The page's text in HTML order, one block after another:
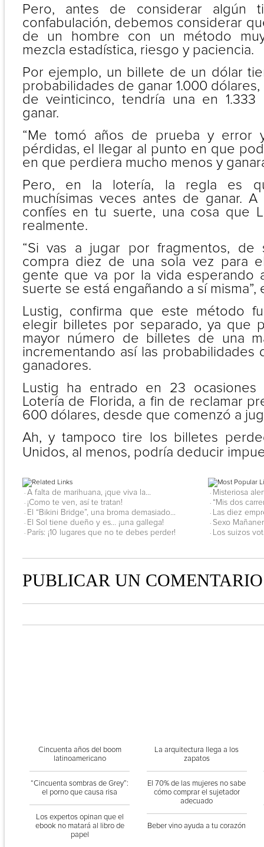
Pero, antes de considerar algún
confabulación, debemos considerar
de un hombre con un método
mezcla estadística, riesgo y paciencia.
Por ejemplo, un billete de un dólar
probabilidades de ganar 1.000
de veinticinco, tendría una en 1.333
ganar.
“Me tomó años de prueba y error
pérdidas, el llegar al punto en que
en que perdiera mucho menos y
Pero, en la lotería, la regla es
muchísimas veces antes de ganar.
confíes en tu suerte, una cosa que
realmente.
“Si vas a jugar por fragmentos, de
compra diez de una sola vez para
gente que va por la vida
suerte se está engañando a sí misma”,
Lustig, confirma que este método
elegir billetes por separado, ya que
mayor número de billetes de una
incrementando así las
ganadores.
Lustig ha entrado en 23
Lotería de Florida, a fin de reclamar
600 dólares, desde que comenzó a
Ah, y tampoco tire los billetes
Unidos, al menos, podría deducir
· A falta de marihuana, ¡que viva la...
· ¡Como te ven, así te tratan!
· El “Bikini Bridge”, una broma demasiado...
· El Sol tiene dueño y es… ¡una gallega!
· París: ¡10 lugares que no te debes perder!
· Misteriosa
· “Mis dos
· Las diez
· Sexo
· Los suizos
PUBLICAR UN COMENTARIO
Cincuenta años del boom
latinoamericano
“Cincuenta sombras de Grey”:
el porno que causa risa
Los expertos opinan que el
ebook no matará al libro de
papel
La arquitectura llega a los
zapatos
El 70% de las mujeres no sabe
cómo comprar el sujetador
adecuado
Beber vino ayuda a tu corazón